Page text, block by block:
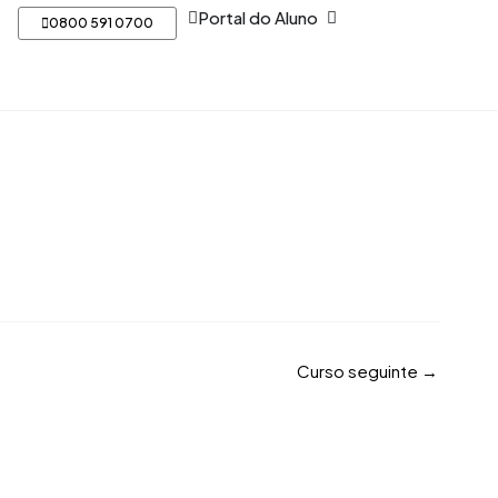
0800 591 0700 Portal do Aluno Open Portal do Aluno
Curso seguinte →